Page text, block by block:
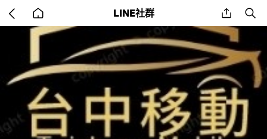
back
to
home
LINE社群 share